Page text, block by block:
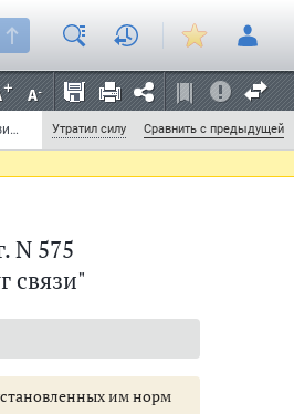
Постановление Правительства РФ от 10 сентября 2007 г. N 575 "Об утверждении Правил оказания телематических услуг связи" (с изменениями и дополнениями) (документ прекратил действие) Утратил силу Сравнить с предыдущей
N 575
связи"
им норм